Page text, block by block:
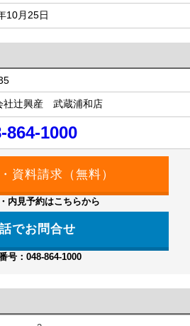
10月25日
社辻興産 武蔵浦和店
864-1000
内見予約はこちらから
でお問合せ
号：048-864-1000